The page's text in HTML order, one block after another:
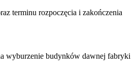
terminu rozpoczęcia i zakończenia
wyburzenie budynków dawnej fabryki